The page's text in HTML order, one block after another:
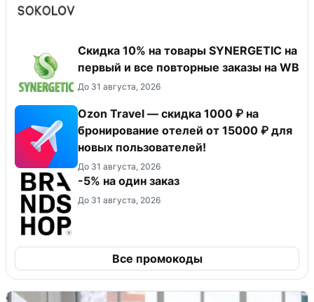
Скидка 10% на товары SYNERGETIC на
первый и все повторные заказы на WB
До 31 августа, 2026
Ozon Travel — скидка 1000 ₽ на
бронирование отелей от 15000 ₽ для
новых пользователей!
До 31 августа, 2026
-5% на один заказ
До 31 августа, 2026
Все промокоды